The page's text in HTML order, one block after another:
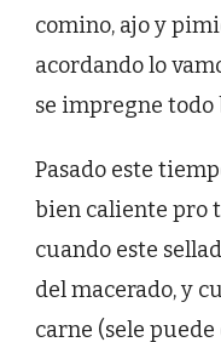
comino, ajo y
acordando lo
se impregne todo
Pasado este
bien caliente pro
cuando este
del macerado, y
carne (sele